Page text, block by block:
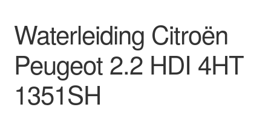
Wereldwijde verzending
Winkelwagen
Waterleiding Citroën
Peugeot 2.2 HDI 4HT
1351SH